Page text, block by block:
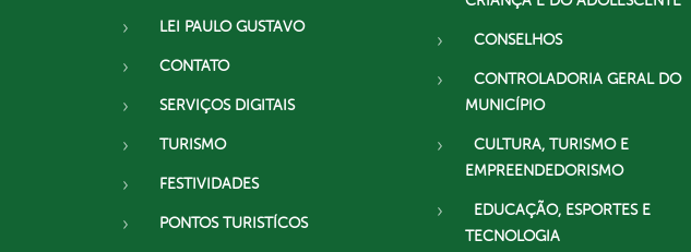
LEI PAULO GUSTAVO
CONTATO
SERVIÇOS DIGITAIS
TURISMO
FESTIVIDADES
PONTOS TURISTÍCOS
CONSELHOS
CONTROLADORIA GERAL DO
MUNICÍPIO
CULTURA, TURISMO E
EMPREENDEDORISMO
EDUCAÇÃO, ESPORTES E
TECNOLOGIA